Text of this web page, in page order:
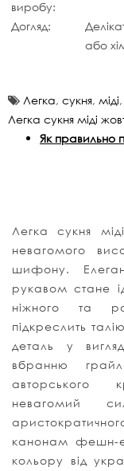
виробу:
Догляд:
або
Легка, сукня, міді,
Легка сукня міді
Як правильно
Легка сукня
невагомого
шифону.
рукавом стане
ніжного та
підкреслить
деталь у
вбранню
авторського
невагомий
канонам фешн-
кольору від